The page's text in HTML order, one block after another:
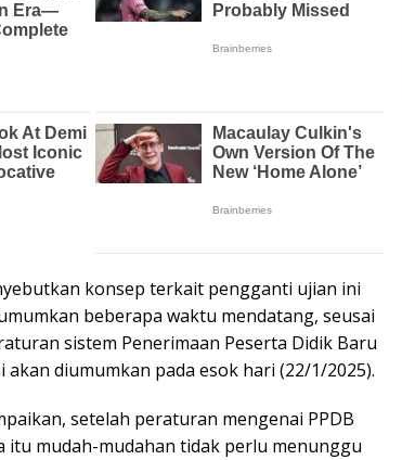
konsep terkait pengganti ujian ini
beberapa waktu mendatang, seusai
sistem Penerimaan Peserta Didik Baru
akan diumumkan pada esok hari (22/1/2025).
setelah peraturan mengenai PPDB
itu mudah-mudahan tidak perlu menunggu